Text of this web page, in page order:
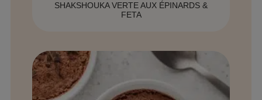
SHAKSHOUKA VERTE AUX ÉPINARDS &
FETA